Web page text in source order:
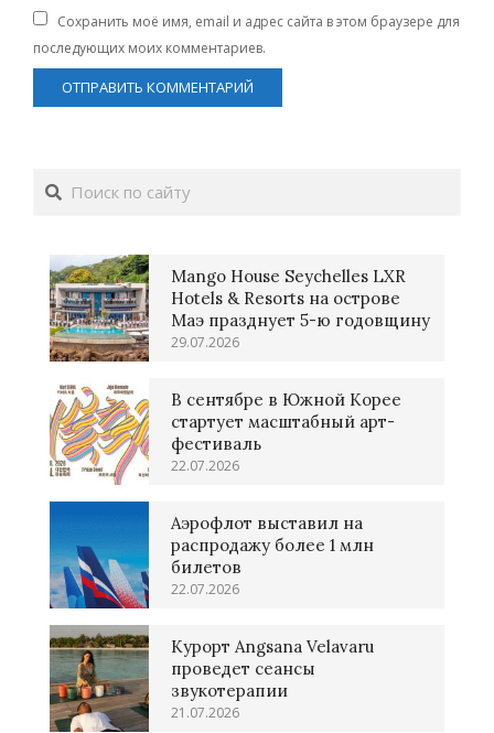
Сохранить моё имя, email и адрес сайта в этом браузере для
последующих моих комментариев.
Поиск
Mango House Seychelles LXR
Hotels & Resorts на острове
Маэ празднует 5-ю годовщину
29.07.2026
В сентябре в Южной Корее
стартует масштабный арт-
фестиваль
22.07.2026
Аэрофлот выставил на
распродажу более 1 млн
билетов
22.07.2026
Курорт Angsana Velavaru
проведет сеансы
звукотерапии
21.07.2026